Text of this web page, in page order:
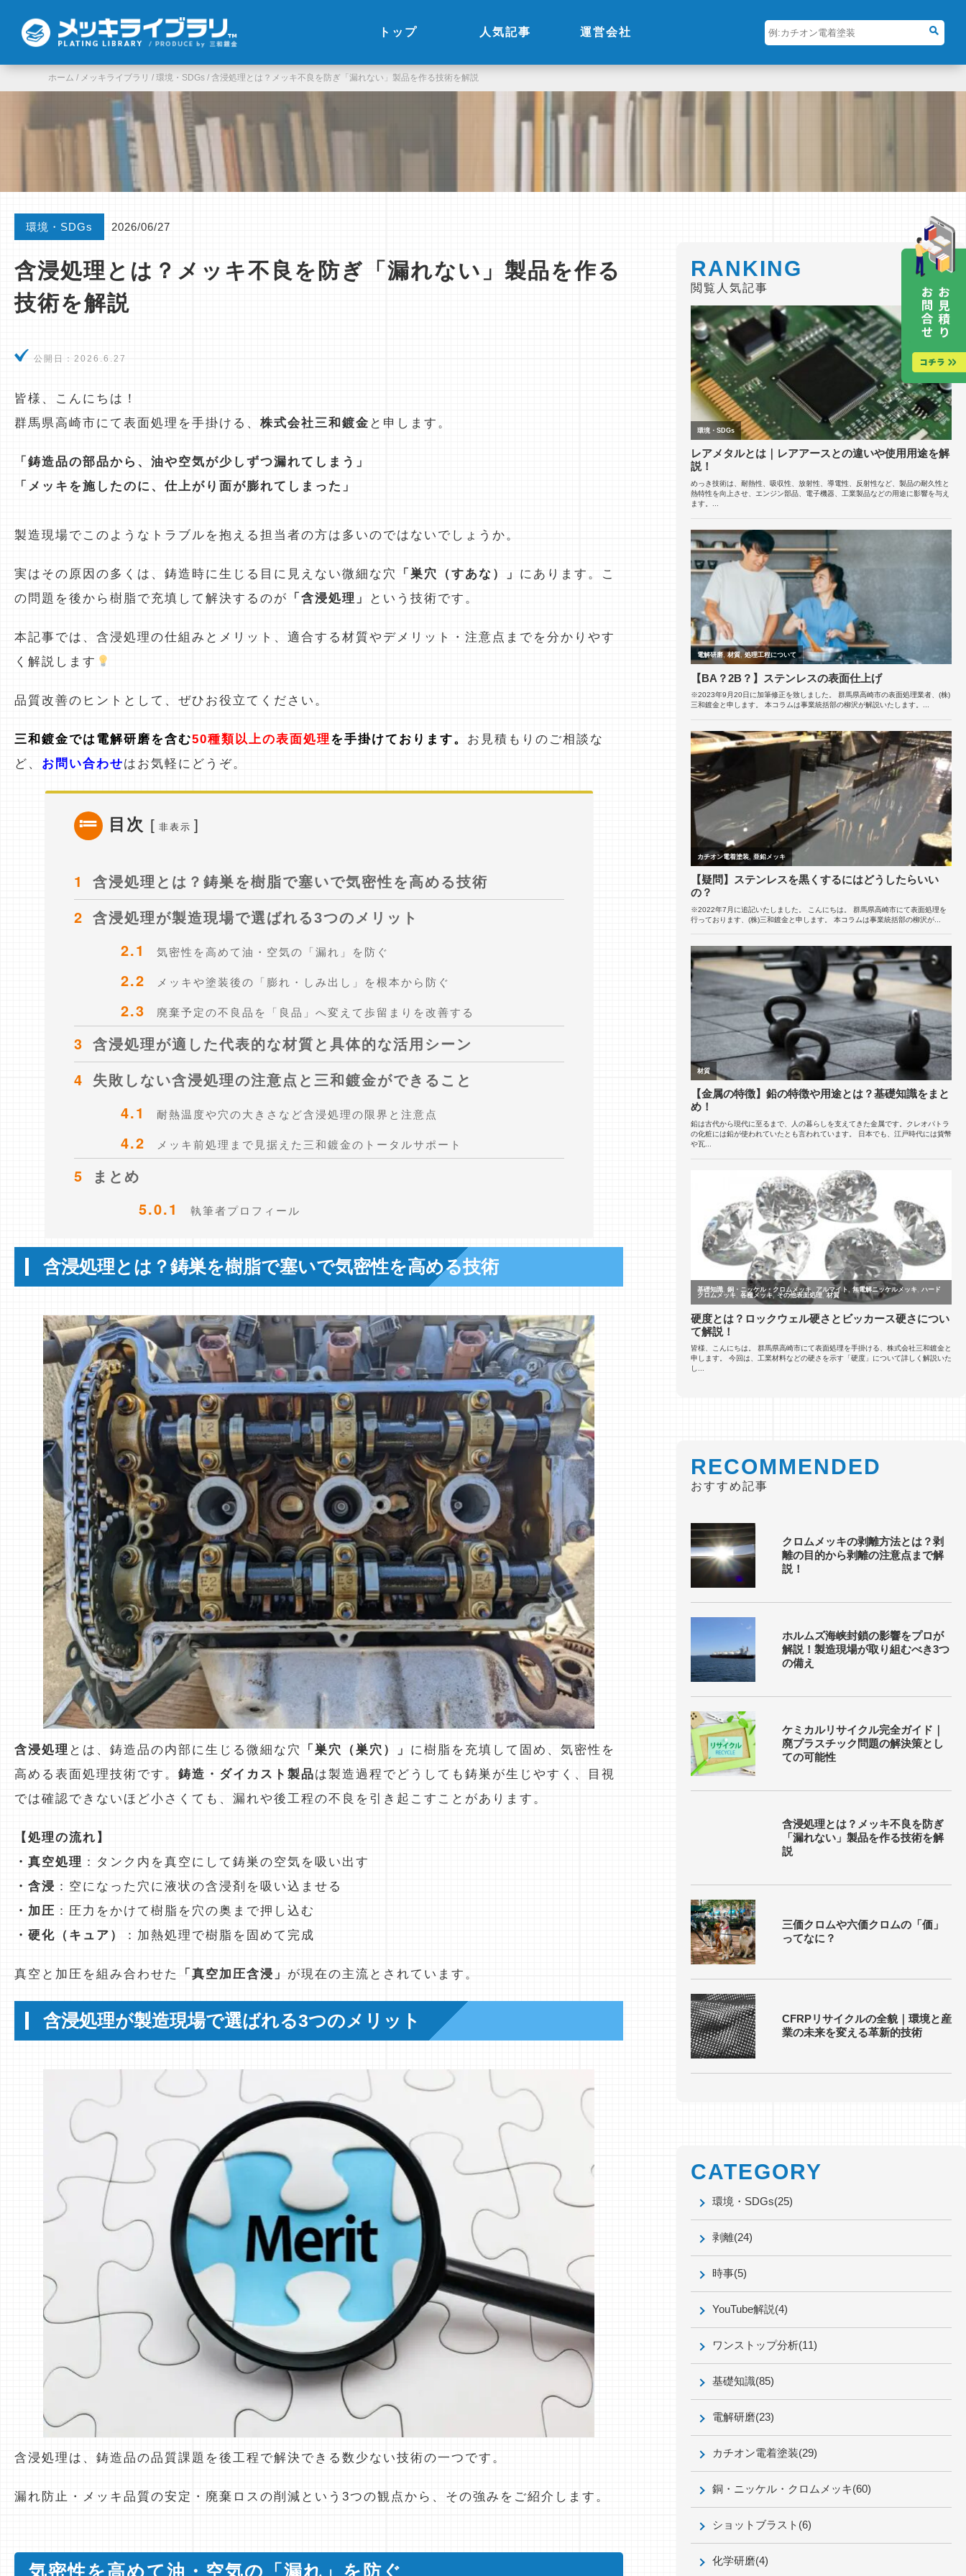
トップ 人気記事 運営会社
ホーム / メッキライブラリ /環境・SDGs /含浸処理とは？メッキ不良を防ぎ「漏れない」製品を作る技術を解説
環境・SDGs 2026/06/27
含浸処理とは？メッキ不良を防ぎ「漏れない」製品を作る
技術を解説
公開日： 2026.6.27
皆様、こんにちは！
群馬県高崎市にて表面処理を手掛ける、 株式会社三和鍍金 と申します。
「鋳造品の部品から、油や空気が少しずつ漏れてしまう」
「メッキを施したのに、仕上がり面が膨れてしまった」
製造現場でこのようなトラブルを抱える担当者の方は多いのではないでしょうか。
実はその原因の多くは、鋳造時に生じる目に見えない微細な穴 「巣穴（すあな）」 にあります。こ
の問題を後から樹脂で充填して解決するのが
「含浸処理」 という技術です。
本記事では、含浸処理の仕組みとメリット、適合する材質やデメリット・注意点までを分かりやす
く解説します
品質改善のヒントとして、ぜひお役立てください。
三和鍍金では電解研磨を含む50種類以上の表面処理 を手掛けております。 お見積もりのご相談な
ど、 お問い合わせはお気軽にどうぞ。
目次 [ 非表示 ]
1 含浸処理とは？鋳巣を樹脂で塞いで気密性を高める技術
2 含浸処理が製造現場で選ばれる3つのメリット
2.1 気密性を高めて油・空気の「漏れ」を防ぐ
2.2 メッキや塗装後の「膨れ・しみ出し」を根本から防ぐ
2.3 廃棄予定の不良品を「良品」へ変えて歩留まりを改善する
3 含浸処理が適した代表的な材質と具体的な活用シーン
4 失敗しない含浸処理の注意点と三和鍍金ができること
4.1 耐熱温度や穴の大きさなど含浸処理の限界と注意点
4.2 メッキ前処理まで見据えた三和鍍金のトータルサポート
5 まとめ
5.0.1 執筆者プロフィール
含浸処理とは？鋳巣を樹脂で塞いで気密性を高める技術
含浸処理 とは、鋳造品の内部に生じる微細な穴 「巣穴（巣穴）」 に樹脂を充填して固め、気密性を
高める表面処理技術です。 鋳造・ダイカスト製品は製造過程でどうしても鋳巣が生じやすく、目視
では確認できないほど小さくても、漏れや後工程の不良を引き起こすことがあります。
【処理の流れ】
・真空処理 ：タンク内を真空にして鋳巣の空気を吸い出す
・含浸 ：空になった穴に液状の含浸剤を吸い込ませる
・加圧 ：圧力をかけて樹脂を穴の奥まで押し込む
・硬化（キュア）
：加熱処理で樹脂を固めて完成
真空と加圧を組み合わせた 「真空加圧含浸」 が現在の主流とされています。
含浸処理が製造現場で選ばれる3つのメリット
含浸処理は、鋳造品の品質課題を後工程で解決できる数少ない技術の一つです。
漏れ防止・メッキ品質の安定・廃棄ロスの削減という3つの観点から、その強みをご紹介します。
気密性を高めて油・空気の「漏れ」を防ぐ
RANKING
閲覧人気記事
RECOMMENDED
おすすめ記事
クロムメッキの剥離方法とは？剥
離の目的から剥離の注意点まで解
説！
ホルムズ海峡封鎖の影響をプロが
解説！製造現場が取り組むべき3つ
の備え
ケミカルリサイクル完全ガイド｜
廃プラスチック問題の解決策とし
ての可能性
含浸処理とは？メッキ不良を防ぎ
「漏れない」製品を作る技術を解
説
三価クロムや六価クロムの「価」
ってなに？
CFRPリサイクルの全貌｜環境と産
業の未来を変える革新的技術
CATEGORY
環境・SDGs(25)
剥離(24)
時事(5)
YouTube解説(4)
ワンストップ分析(11)
基礎知識(85)
電解研磨(23)
カチオン電着塗装(29)
銅・ニッケル・クロムメッキ(60)
ショットブラスト (6)
化学研磨(4)